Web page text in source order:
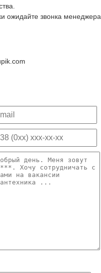
ожидайте звонка менеджера.